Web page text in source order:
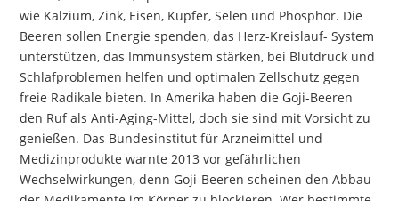
wie Kalzium, Zink, Eisen, Kupfer, Selen und Phosphor. Die
Beeren sollen Energie spenden, das Herz-Kreislauf- System
unterstützen, das Immunsystem stärken, bei Blutdruck und
Schlafproblemen helfen und optimalen Zellschutz gegen
freie Radikale bieten. In Amerika haben die Goji-Beeren
den Ruf als Anti-Aging-Mittel, doch sie sind mit Vorsicht zu
genießen. Das Bundesinstitut für Arzneimittel und
Medizinprodukte warnte 2013 vor gefährlichen
Wechselwirkungen, denn Goji-Beeren scheinen den Abbau